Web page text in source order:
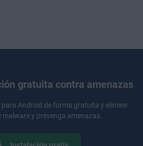
gratuita contra amenazas
para Android de forma gratuita y elimine
malware y prevenga amenazas.